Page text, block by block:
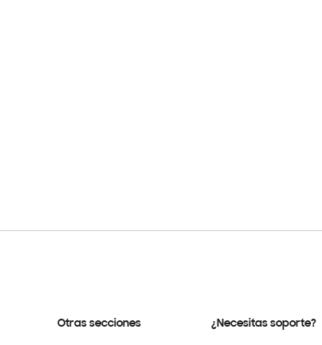
Otras secciones ¿Necesitas soporte?